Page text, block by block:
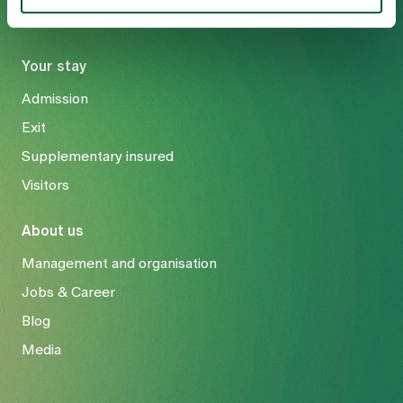
Your stay
Admission
Exit
Supplementary insured
Visitors
About us
Management and organisation
Jobs & Career
Blog
Media